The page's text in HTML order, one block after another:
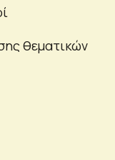
θεματικών